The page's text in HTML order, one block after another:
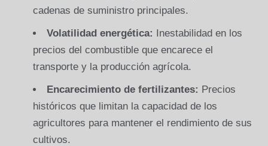
cadenas de suministro principales.
Volatilidad energética: Inestabilidad en los
precios del combustible que encarece el
transporte y la producción agrícola.
Encarecimiento de fertilizantes: Precios
históricos que limitan la capacidad de los
agricultores para mantener el rendimiento de sus
cultivos.